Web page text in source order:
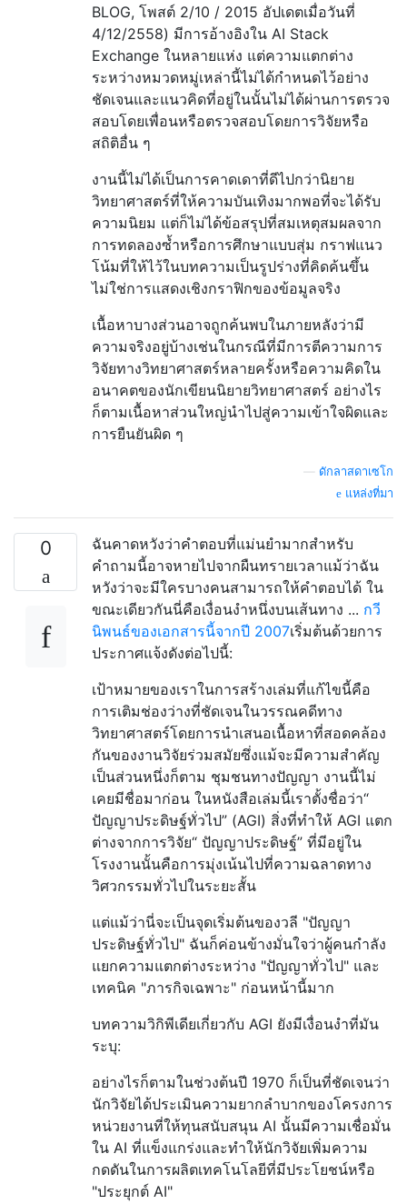
BLOG, โพสต์ 2/10 / 2015 อัปเดตเมื่อวันที่
4/12/2558) มีการอ้างอิงใน AI Stack
Exchange ในหลายแห่ง แต่ความแตกต่าง
ระหว่างหมวดหมู่เหล่านี้ไม่ได้กำหนดไว้อย่าง
ชัดเจนและแนวคิดที่อยู่ในนั้นไม่ได้ผ่านการตรวจ
สอบโดยเพื่อนหรือตรวจสอบโดยการวิจัยหรือ
สถิติอื่น ๆ
งานนี้ไม่ได้เป็นการคาดเดาที่ดีไปกว่านิยาย
วิทยาศาสตร์ที่ให้ความบันเทิงมากพอที่จะได้รับ
ความนิยม แต่ก็ไม่ได้ข้อสรุปที่สมเหตุสมผลจาก
การทดลองซ้ำหรือการศึกษาแบบสุ่ม กราฟแนว
โน้มที่ให้ไว้ในบทความเป็นรูปร่างที่คิดค้นขึ้น
ไม่ใช่การแสดงเชิงกราฟิกของข้อมูลจริง
เนื้อหาบางส่วนอาจถูกค้นพบในภายหลังว่ามี
ความจริงอยู่บ้างเช่นในกรณีที่มีการตีความการ
วิจัยทางวิทยาศาสตร์หลายครั้งหรือความคิดใน
อนาคตของนักเขียนนิยายวิทยาศาสตร์ อย่างไร
ก็ตามเนื้อหาส่วนใหญ่นำไปสู่ความเข้าใจผิดและ
การยืนยันผิด ๆ
ดักลาสดาเซโก
แหล่งที่มา
0
ฉันคาดหวังว่าคำตอบที่แม่นยำมากสำหรับ
คำถามนี้อาจหายไปจากผืนทรายเวลาแม้ว่าฉัน
หวังว่าจะมีใครบางคนสามารถให้คำตอบได้ ใน
ขณะเดียวกันนี่คือเงื่อนงำหนึ่งบนเส้นทาง ... กวี
นิพนธ์ของเอกสารนี้จากปี 2007เริ่มต้นด้วยการ
ประกาศแจ้งดังต่อไปนี้:
เป้าหมายของเราในการสร้างเล่มที่แก้ไขนี้คือ
การเติมช่องว่างที่ชัดเจนในวรรณคดีทาง
วิทยาศาสตร์โดยการนำเสนอเนื้อหาที่สอดคล้อง
กันของงานวิจัยร่วมสมัยซึ่งแม้จะมีความสำคัญ
เป็นส่วนหนึ่งก็ตาม ชุมชนทางปัญญา งานนี้ไม่
เคยมีชื่อมาก่อน ในหนังสือเล่มนี้เราตั้งชื่อว่า“
ปัญญาประดิษฐ์ทั่วไป” (AGI) สิ่งที่ทำให้ AGI แตก
ต่างจากการวิจัย“ ปัญญาประดิษฐ์” ที่มีอยู่ใน
โรงงานนั้นคือการมุ่งเน้นไปที่ความฉลาดทาง
วิศวกรรมทั่วไปในระยะสั้น
แต่แม้ว่านี่จะเป็นจุดเริ่มต้นของวลี "ปัญญา
ประดิษฐ์ทั่วไป" ฉันก็ค่อนข้างมั่นใจว่าผู้คนกำลัง
แยกความแตกต่างระหว่าง "ปัญญาทั่วไป" และ
เทคนิค "ภารกิจเฉพาะ" ก่อนหน้านี้มาก
บทความวิกิพีเดียเกี่ยวกับ AGI ยังมีเงื่อนงำที่มัน
ระบุ:
อย่างไรก็ตามในช่วงต้นปี 1970 ก็เป็นที่ชัดเจนว่า
นักวิจัยได้ประเมินความยากลำบากของโครงการ
หน่วยงานที่ให้ทุนสนับสนุน AI นั้นมีความเชื่อมั่น
ใน AI ที่แข็งแกร่งและทำให้นักวิจัยเพิ่มความ
กดดันในการผลิตเทคโนโลยีที่มีประโยชน์หรือ
"ประยุกต์ AI"